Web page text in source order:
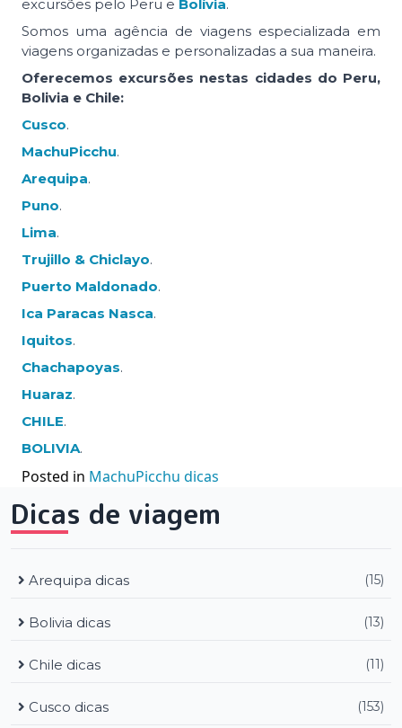
excursões pelo Peru e Bolívia.
Somos uma agência de viagens especializada em
viagens organizadas e personalizadas a sua maneira.
Oferecemos excursões nestas cidades do Peru,
Bolivia e Chile:
Cusco.
MachuPicchu.
Arequipa.
Puno.
Lima.
Trujillo & Chiclayo.
Puerto Maldonado.
Ica Paracas Nasca.
Iquitos.
Chachapoyas.
Huaraz.
CHILE.
BOLIVIA.
Posted in MachuPicchu dicas
Dicas de viagem
Arequipa dicas (15)
Bolivia dicas (13)
Chile dicas (11)
Cusco dicas (153)